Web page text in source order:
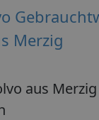
Merzig
aus